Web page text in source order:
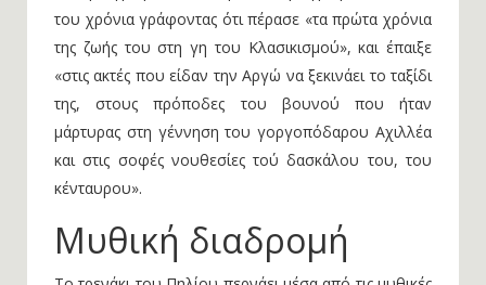
αυτοβιογραφικό του κείμενο, περιέγραψε τα παιδικά
του χρόνια γράφοντας ότι πέρασε «τα πρώτα χρόνια
της ζωής του στη γη του Κλασικισμού», και έπαιξε
«στις ακτές που είδαν την Αργώ να ξεκινάει το ταξίδι
της, στους πρόποδες του βουνού που ήταν
μάρτυρας στη γέννηση του γοργοπόδαρου Αχιλλέα
και στις σοφές νουθεσίες τού δασκάλου του, του
Μυθική διαδρομή